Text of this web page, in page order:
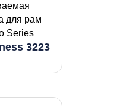
для рам
Series
3223